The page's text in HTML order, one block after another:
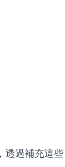
透過補充這些